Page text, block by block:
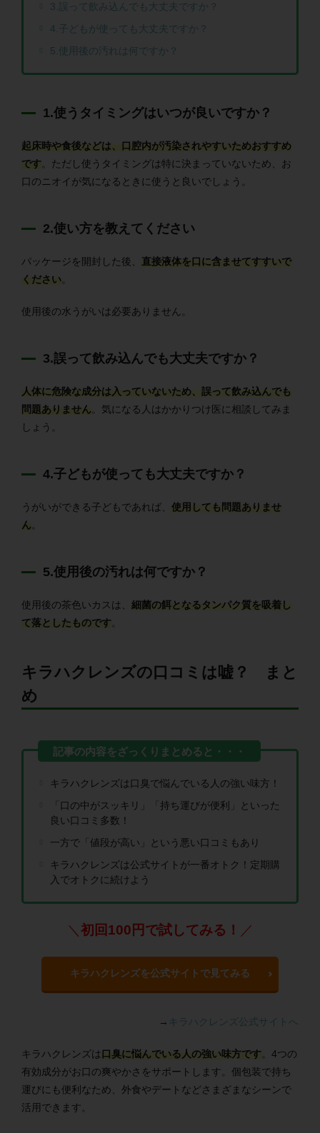
3.誤って飲み込んでも大丈夫ですか？
4.子どもが使っても大丈夫ですか？
5.使用後の汚れは何ですか？
1.使うタイミングはいつが良いですか？
起床時や食後などは、口腔内が汚染されやすいためおすすめ
です 。ただし使うタイミングは特に決まっていないため、お
口のニオイが気になるときに使うと良いでしょう。
2.使い方を教えてください
パッケージを開封した後、 直接液体を口に含ませてすすいで
ください
使用後の水うがいは必要ありません。
3.誤って飲み込んでも大丈夫ですか？
人体に危険な成分は入っていないため、誤って飲み込んでも
問題ありません 。気になる人はかかりつけ医に相談してみま
しょう。
4.子どもが使っても大丈夫ですか？
うがいができる子どもであれば、 使用しても問題ありませ
ん
5.使用後の汚れは何ですか？
使用後の茶色いカスは、 細菌の餌となるタンパク質を吸着し
て落としたものです
キラハクレンズの口コミは嘘？ まと
め
キラハクレンズは口臭で悩んでいる人の強い味方！
「口の中がスッキリ」「持ち運びが便利」といった
良い口コミ多数！
一方で「値段が高い」という悪い口コミもあり
キラハクレンズは公式サイトが一番オトク！定期購
入でオトクに続けよう
＼ 初回100円で試してみる！ ／
キラハクレンズを公式サイトで見てみる
→ キラハクレンズ公式サイトへ
キラハクレンズは 口臭に悩んでいる人の強い味方です 。4つの
有効成分がお口の爽やかさをサポートします。個包装で持ち
運びにも便利なため、外食やデートなどさまざまなシーンで
活用できます。